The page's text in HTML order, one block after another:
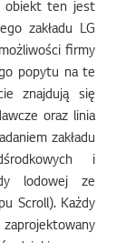
obiekt ten jest
zakładu LG
firmy
popytu na te
znajdują się
oraz linia
zakładu
i
lodowej ze
Scroll). Każdy